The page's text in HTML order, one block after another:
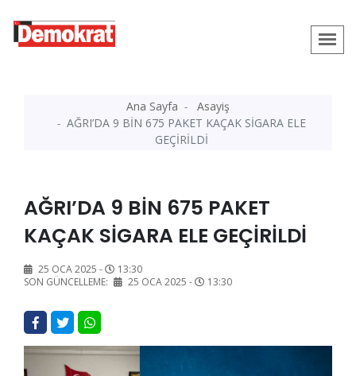
Ana Sayfa
Asayiş
AĞRI’DA 9 BİN 675 PAKET KAÇAK SİGARA ELE
GEÇİRİLDİ
AĞRI’DA 9 BİN 675 PAKET
KAÇAK SİGARA ELE GEÇİRİLDİ
25 OCA 2025 -
13:30
SON GÜNCELLEME:
25 OCA 2025 - 13:30